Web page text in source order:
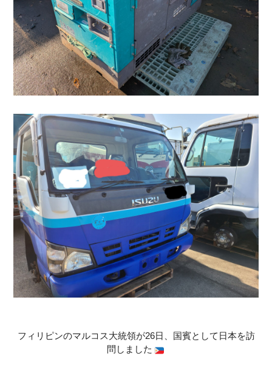
フィリピンのマルコス大統領が26日、国賓として日本を訪
問しました